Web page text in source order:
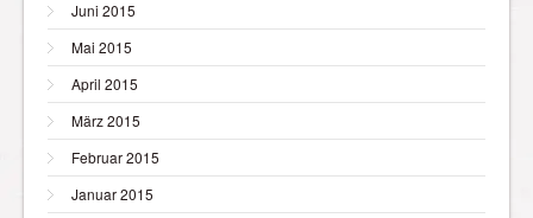
Juni 2015
Mai 2015
April 2015
März 2015
Februar 2015
Januar 2015